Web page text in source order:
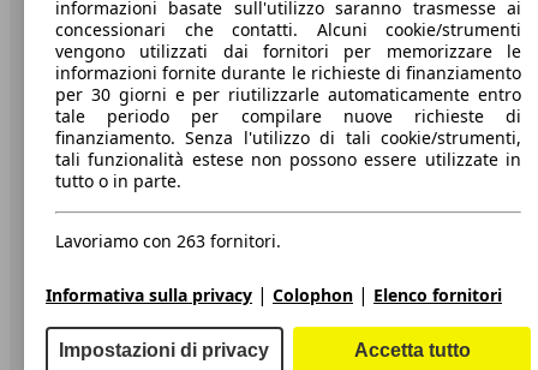
A proposito di AutoScout24
Stampa
Media
Condizioni generali
Informazioni
Privacy
Dichiarazione di Accessibilità
Servizi
Area rivenditori
informazioni basate sull'utilizzo saranno trasmesse ai
concessionari che contatti. Alcuni cookie/strumenti
vengono utilizzati dai fornitori per memorizzare le
informazioni fornite durante le richieste di finanziamento
per 30 giorni e per riutilizzarle automaticamente entro
tale periodo per compilare nuove richieste di
finanziamento. Senza l'utilizzo di tali cookie/strumenti,
tali funzionalità estese non possono essere utilizzate in
tutto o in parte.
Lavoriamo con 263 fornitori.
Informativa sulla privacy | Colophon | Elenco fornitori
Impostazioni di privacy Accetta tutto